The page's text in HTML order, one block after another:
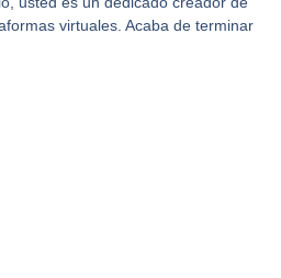
virtuales. Acaba de terminar